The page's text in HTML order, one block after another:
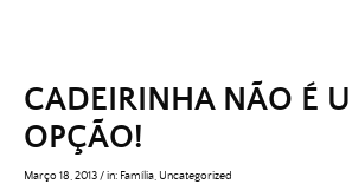
CADEIRINHA NÃO É
OPÇÃO!
Março 18, 2013/in: Família Uncategorized